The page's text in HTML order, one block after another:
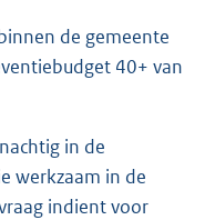
de gemeente
40+ van
in de
werkzaam in de
indient voor